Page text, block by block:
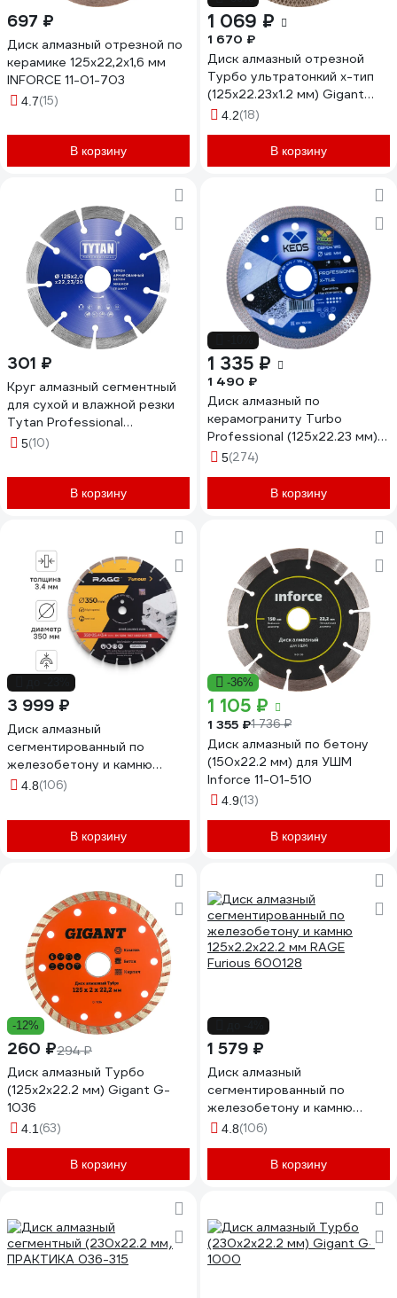
697 ₽
Диск алмазный отрезной по
керамике 125х22,2х1,6 мм
INFORCE 11-01-703
4.7(15)
В корзину
1 069 ₽
1 670 ₽
Диск алмазный отрезной
Турбо ультратонкий х-тип
(125x22.23х1.2 мм) Gigant
Gd-2512
4.2(18)
В корзину
301 ₽
Круг алмазный сегментный
для сухой и влажной резки
Tytan Professional
125x2x22.23 мм 277765
5(10)
В корзину
1 335 ₽
1 490 ₽
Диск алмазный по
керамограниту Turbo
Professional (125х22.23 мм)
сплошной 1.2мм KEOS
5(274)
В корзину
3 999 ₽
Диск алмазный
сегментированный по
железобетону и камню
350х3.4х30 мм RAGE Furious
4.8(106)
В корзину
-36%
1 105 ₽
1 355 ₽1 736 ₽
Диск алмазный по бетону
(150х22.2 мм) для УШМ
Inforce 11-01-510
4.9(13)
В корзину
-12%
260 ₽294 ₽
Диск алмазный Турбо
(125x2x22.2 мм) Gigant G-
1036
4.1 (63)
В корзину
1 579 ₽
Диск алмазный
сегментированный по
железобетону и камню
125х2.2х22.2 мм RAGE
4.8(106)
В корзину